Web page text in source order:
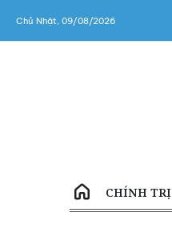
Chủ Nhật, 09/08/2026
CHÍNH TRỊ